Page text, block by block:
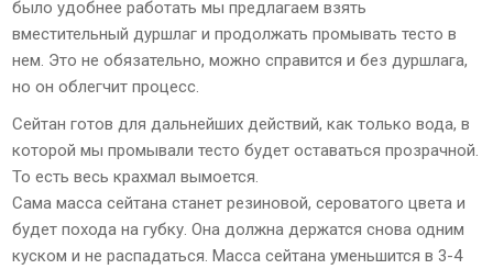
было удобнее работать мы предлагаем взять
вместительный дуршлаг и продолжать промывать тесто в
нем. Это не обязательно, можно справится и без дуршлага,
но он облегчит процесс.
Сейтан готов для дальнейших действий, как только вода, в
которой мы промывали тесто будет оставаться прозрачной.
То есть весь крахмал вымоется.
Сама масса сейтана станет резиновой, сероватого цвета и
будет похода на губку. Она должна держатся снова одним
куском и не распадаться. Масса сейтана уменьшится в 3-4